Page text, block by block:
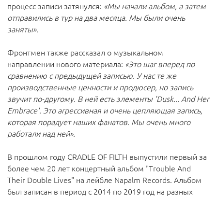
процесс записи затянулся: «Мы начали альбом, а затем
отправились в тур на два месяца. Мы были очень
заняты».
Фронтмен также рассказал о музыкальном
направлении нового материала: «Это шаг вперед по
сравнению с предыдущей записью. У нас те же
производственные ценности и продюсер, но запись
звучит по-другому. В ней есть элементы 'Dusk... And Her
Embrace'. Это агрессивная и очень цепляющая запись,
которая порадует наших фанатов. Мы очень много
работали над ней».
В прошлом году CRADLE OF FILTH выпустили первый за
более чем 20 лет концертный альбом "Trouble And
Their Double Lives" на лейбле Napalm Records. Альбом
был записан в период с 2014 по 2019 год на разных